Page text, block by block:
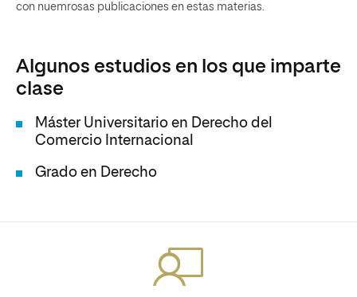
con nuemrosas publicaciones en estas materias.
Algunos estudios en los que imparte
clase
Máster Universitario en Derecho del
Comercio Internacional
Grado en Derecho